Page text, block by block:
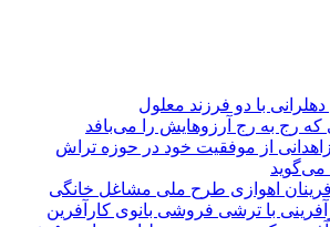
دهلرانی با دو فرزند معلول
که رج به رج آرزوهایش را می‌بافد
زاهدانی از موفقیت خود در حوزه تراش
اهوازی طرح ملی مشاغل خانگی
با ترشی فروشی بانوی کارآفرین